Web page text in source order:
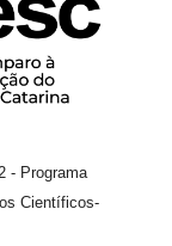
- Programa
Científicos-